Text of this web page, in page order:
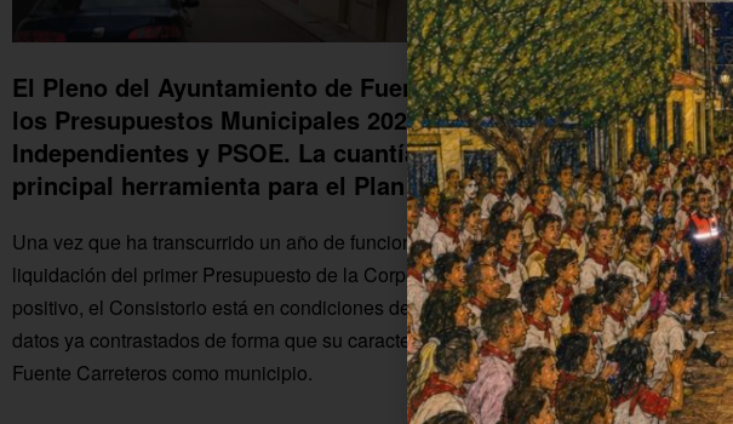
El Pleno del Ayuntamiento de Fuente Carreteros ha
los Presupuestos Municipales 2020 con los votos a favor de
Independientes y PSOE. La cuantía asciende a 1.270.667 € y
principal herramienta para el Plan de Emergencia y
Una vez que ha transcurrido un año de funcionamiento del nuevo Ayuntamiento y
liquidación del primer Presupuesto de la Corporación (el correspondiente al año
positivo, el Consistorio está en condiciones de presentar un Presupuesto
datos ya contrastados de forma que su característica más importante sea la
Fuente Carreteros como municipio.